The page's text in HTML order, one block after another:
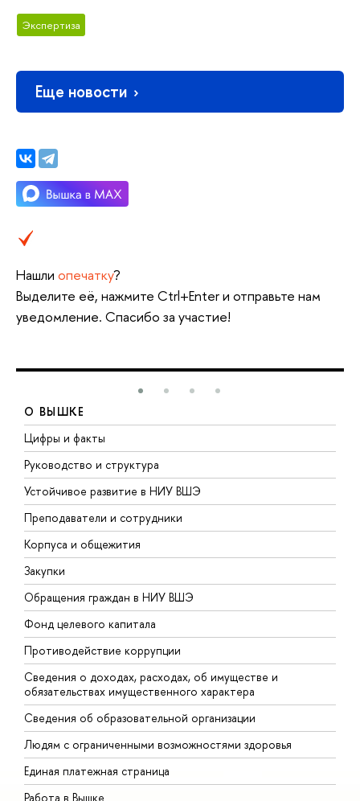
Экспертиза
Еще новости
Нашли опечатку?
Выделите её, нажмите Ctrl+Enter и отправьте нам
уведомление. Спасибо за участие!
О ВЫШКЕ
Цифры и факты
Руководство и структура
Устойчивое развитие в НИУ ВШЭ
Преподаватели и сотрудники
Корпуса и общежития
Закупки
Обращения граждан в НИУ ВШЭ
Фонд целевого капитала
Противодействие коррупции
Сведения о доходах, расходах, об имуществе и
обязательствах имущественного характера
Сведения об образовательной организации
Людям с ограниченными возможностями здоровья
Единая платежная страница
Работа в Вышке